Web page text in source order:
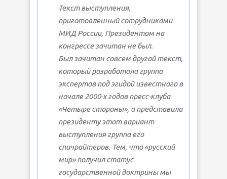
Текст выступления,
приготовленный сотрудниками
МИД России, Президентом на
конгрессе зачитан не был.
Был зачитан совсем другой текст,
который разработала группа
экспертов под эгидой известного в
начале 2000-х годов пресс-клуба
«Четыре стороны», а представила
президенту этот вариант
выступления группа его
спичрайтеров. Тем, что «русский
мир» получил статус
государственной доктрины мы